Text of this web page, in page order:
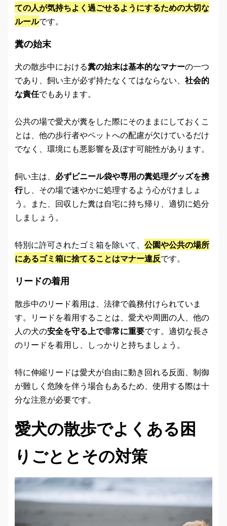
ての人が気持ちよく過ごせるようにするための大切な
ルールです。
糞の始末
犬の散歩中における糞の始末は基本的なマナーの一つ
であり、飼い主が必ず持たなくてはならない、 社会的
な責任でもあります。
公共の場で愛犬が糞をした際にそのままにしておくこ
とは、他の歩行者やペットへの配慮が欠けているだけ
でなく、環境にも悪影響を及ぼす可能性があります。
飼い主は、 必ずビニール袋や専用の糞処理グッズを携
行し、その場で速やかに処理するよう心がけましょ
う。また、回収した糞は自宅に持ち帰り、適切に処分
しましょう。
特別に許可されたゴミ箱を除いて、 公園や公共の場所
にあるゴミ箱に捨てることはマナー違反です。
リードの着用
散歩中のリード着用は、法律で義務付けられていま
す。リードを着用することは、愛犬や周囲の人、他の
人の犬の安全を守る上で非常に重要です。適切な長さ
のリードを着用し、しっかりと持ちましょう。
特に伸縮リードは愛犬が自由に動き回れる反面、制御
が難しく危険を伴う場合もあるため、使用する際は十
分な注意が必要です。
愛犬の散歩でよくある困
りごととその対策